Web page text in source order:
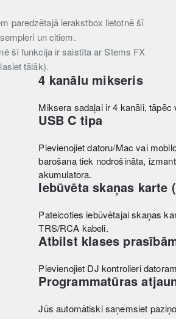
paredzētajā ierakstbox lietotnē šī
un citiem.
šī funkcija ir saistīta ar Stems FX
tālāk).
4 kanālu mikseris
Miksera sadaļai ir 4 kanāli,
USB C tipa
Pievienojiet datoru/Mac vai
barošana tiek nodrošināta,
akumulatora.
Iebūvēta skaņas karte
Pateicoties iebūvētajai skaņas
TRS/RCA kabeli.
Atbilst klases
Pievienojiet DJ kontrolieri
Programmatūras
Jūs automātiski saņemsiet